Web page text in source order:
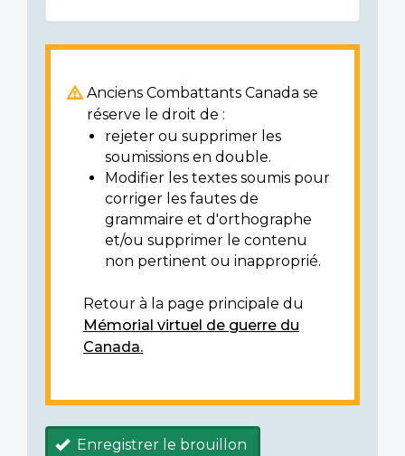
Anciens Combattants Canada se
réserve le droit de :
rejeter ou supprimer les
soumissions en double.
Modifier les textes soumis pour
corriger les fautes de
grammaire et d'orthographe
et/ou supprimer le contenu
non pertinent ou inapproprié.
Retour à la page principale du
Mémorial virtuel de guerre du
Canada.
Enregistrer le brouillon